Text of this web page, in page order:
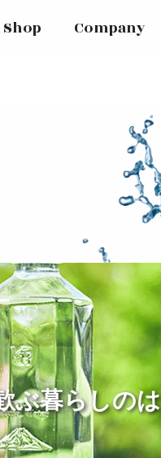
Shop Company
ぶ暮らしの